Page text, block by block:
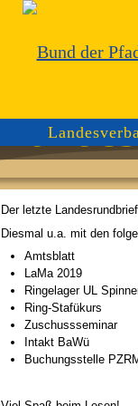
Der letzte
Diesmal u.a. mit den
Amtsblatt
LaMa 2019
Ringelager UL
Ring-Stafükurs
Zuschussseminar
Intakt BaWü
Buchungsstelle